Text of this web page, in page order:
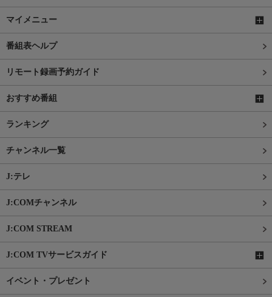
マイメニュー
番組表ヘルプ
リモート録画予約ガイド
おすすめ番組
ランキング
チャンネル一覧
J:テレ
J:COMチャンネル
J:COM STREAM
J:COM TVサービスガイド
イベント・プレゼント